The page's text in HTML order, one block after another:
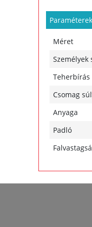
Paraméterek
Méret
Személyek
Teherbírás
Csomag
Anyaga
Padló